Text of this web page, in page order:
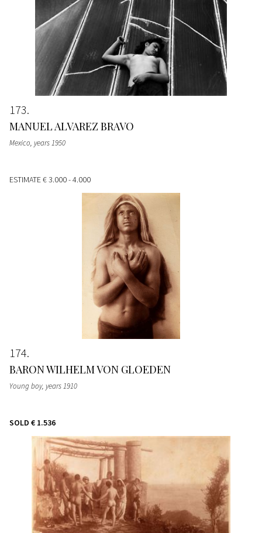
173
MANUEL ALVAREZ BRAVO
Mexico, years 1950
ESTIMATE€ 3.000 - 4.000
174
BARON WILHELM VON GLOEDEN
Young boy, years 1910
SOLD € 1.536